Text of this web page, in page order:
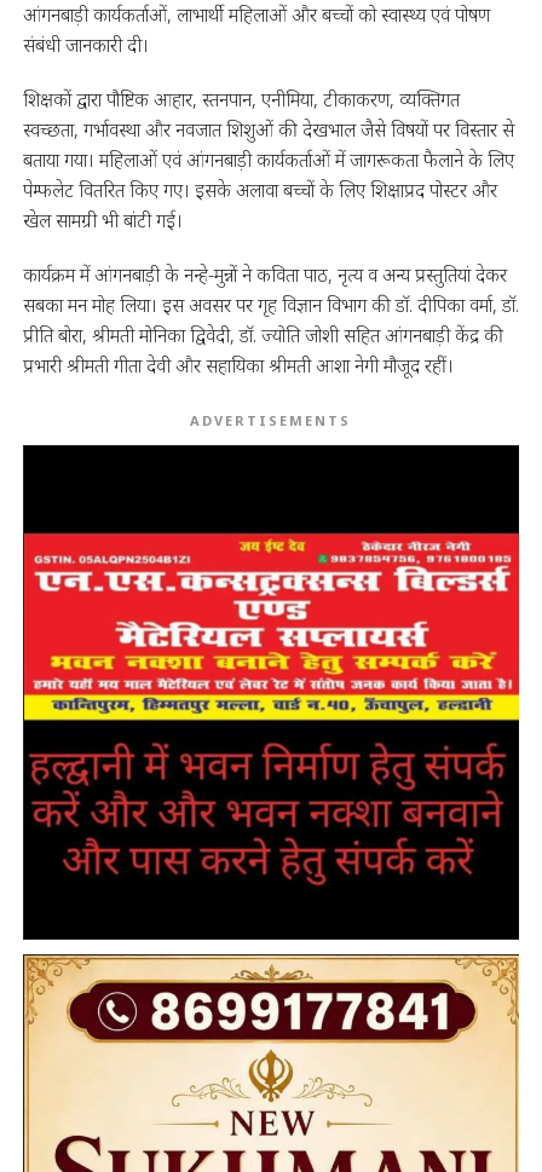
आंगनबाड़ी कार्यकर्ताओं, लाभार्थी महिलाओं और बच्चों को स्वास्थ्य एवं पोषण
संबंधी जानकारी दी।
शिक्षकों द्वारा पौष्टिक आहार, स्तनपान, एनीमिया, टीकाकरण, व्यक्तिगत
स्वच्छता, गर्भावस्था और नवजात शिशुओं की देखभाल जैसे विषयों पर विस्तार से
बताया गया। महिलाओं एवं आंगनबाड़ी कार्यकर्ताओं में जागरूकता फैलाने के लिए
पेम्फलेट वितरित किए गए। इसके अलावा बच्चों के लिए शिक्षाप्रद पोस्टर और
खेल सामग्री भी बांटी गई।
कार्यक्रम में आंगनबाड़ी के नन्हे-मुन्नों ने कविता पाठ, नृत्य व अन्य प्रस्तुतियां देकर
सबका मन मोह लिया। इस अवसर पर गृह विज्ञान विभाग की डॉ. दीपिका वर्मा, डॉ.
प्रीति बोरा, श्रीमती मोनिका द्विवेदी, डॉ. ज्योति जोशी सहित आंगनबाड़ी केंद्र की
प्रभारी श्रीमती गीता देवी और सहायिका श्रीमती आशा नेगी मौजूद रहीं।
ADVERTISEMENTS